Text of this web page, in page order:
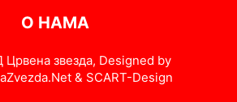
О НАМА
Црвена звезда, Designed by
& SCART-Design